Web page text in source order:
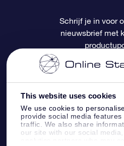
This website uses cookies
We use cookies to
provide social media
traffic. We also share
our site with our social
OSR Recensies
OSR Cadeaukaart
Relatiegeschenken
Gepersonaliseerde
One Million Stars
OSR Starsaver
Fly me to the Stars App
Betalingsinformatie
Verzendinformatie
Retourbeleid
Constellaties
Schrijf je in voor
nieuwsbrief met